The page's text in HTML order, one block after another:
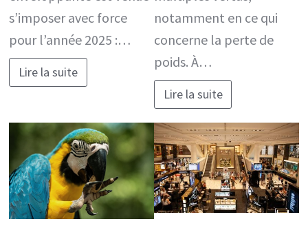
s’imposer avec force
pour l’année 2025 :…
Lire la suite
notamment en ce qui
concerne la perte de
poids. À…
Lire la suite